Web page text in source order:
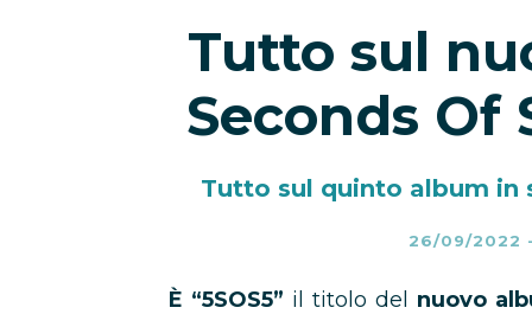
Tutto sul
Seconds Of
Tutto sul quinto album in
26/09/2022 -
È “5SOS5” il titolo del nuovo